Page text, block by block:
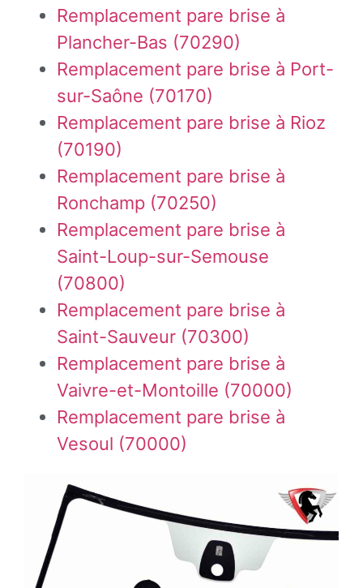
Remplacement pare brise à
Plancher-Bas (70290)
Remplacement pare brise à Port-
sur-Saône (70170)
Remplacement pare brise à Rioz
(70190)
Remplacement pare brise à
Ronchamp (70250)
Remplacement pare brise à
Saint-Loup-sur-Semouse
(70800)
Remplacement pare brise à
Saint-Sauveur (70300)
Remplacement pare brise à
Vaivre-et-Montoille (70000)
Remplacement pare brise à
Vesoul (70000)